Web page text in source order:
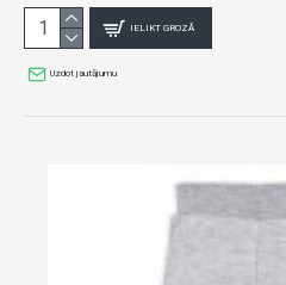
IELIKT GROZĀ
Uzdot jautājumu